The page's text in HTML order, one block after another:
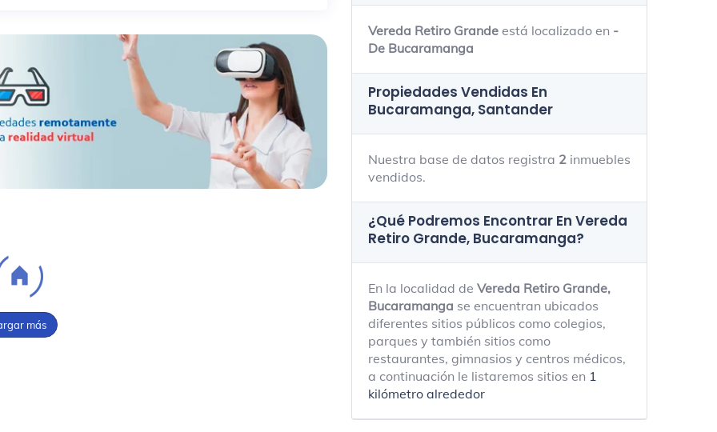
más
Vereda Retiro Grande está localizado en -
De Bucaramanga
Propiedades Vendidas En
Bucaramanga, Santander
Nuestra base de datos registra 2 inmuebles
vendidos.
¿Qué Podremos Encontrar En Vereda
Retiro Grande, Bucaramanga?
En la localidad de Vereda Retiro Grande,
Bucaramanga se encuentran ubicados
diferentes sitios públicos como colegios,
parques y también sitios como
restaurantes, gimnasios y centros médicos,
a continuación le listaremos sitios en 1
kilómetro alrededor